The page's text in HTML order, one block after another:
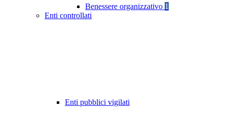
Benessere organizzativo 1
Enti controllati
Enti pubblici vigilati